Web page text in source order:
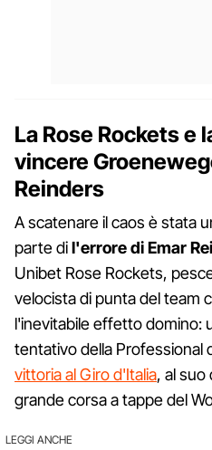
La Rose Rockets e
vincere
Reinders
A scatenare il caos è stata
parte dil'errore di Emar
Unibet Rose Rockets,
velocista di punta del team
l'inevitabile effetto domino:
tentativo della Professional
vittoria al Giro d'Italia, al suo
grande corsa a tappe del
LEGGI ANCHE